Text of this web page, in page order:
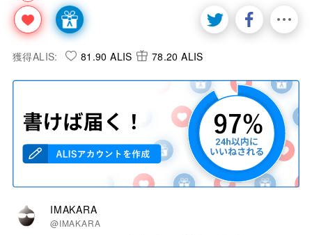
獲得ALIS: 81.90 ALIS 78.20 ALIS
IMAKARA
@IMAKARA